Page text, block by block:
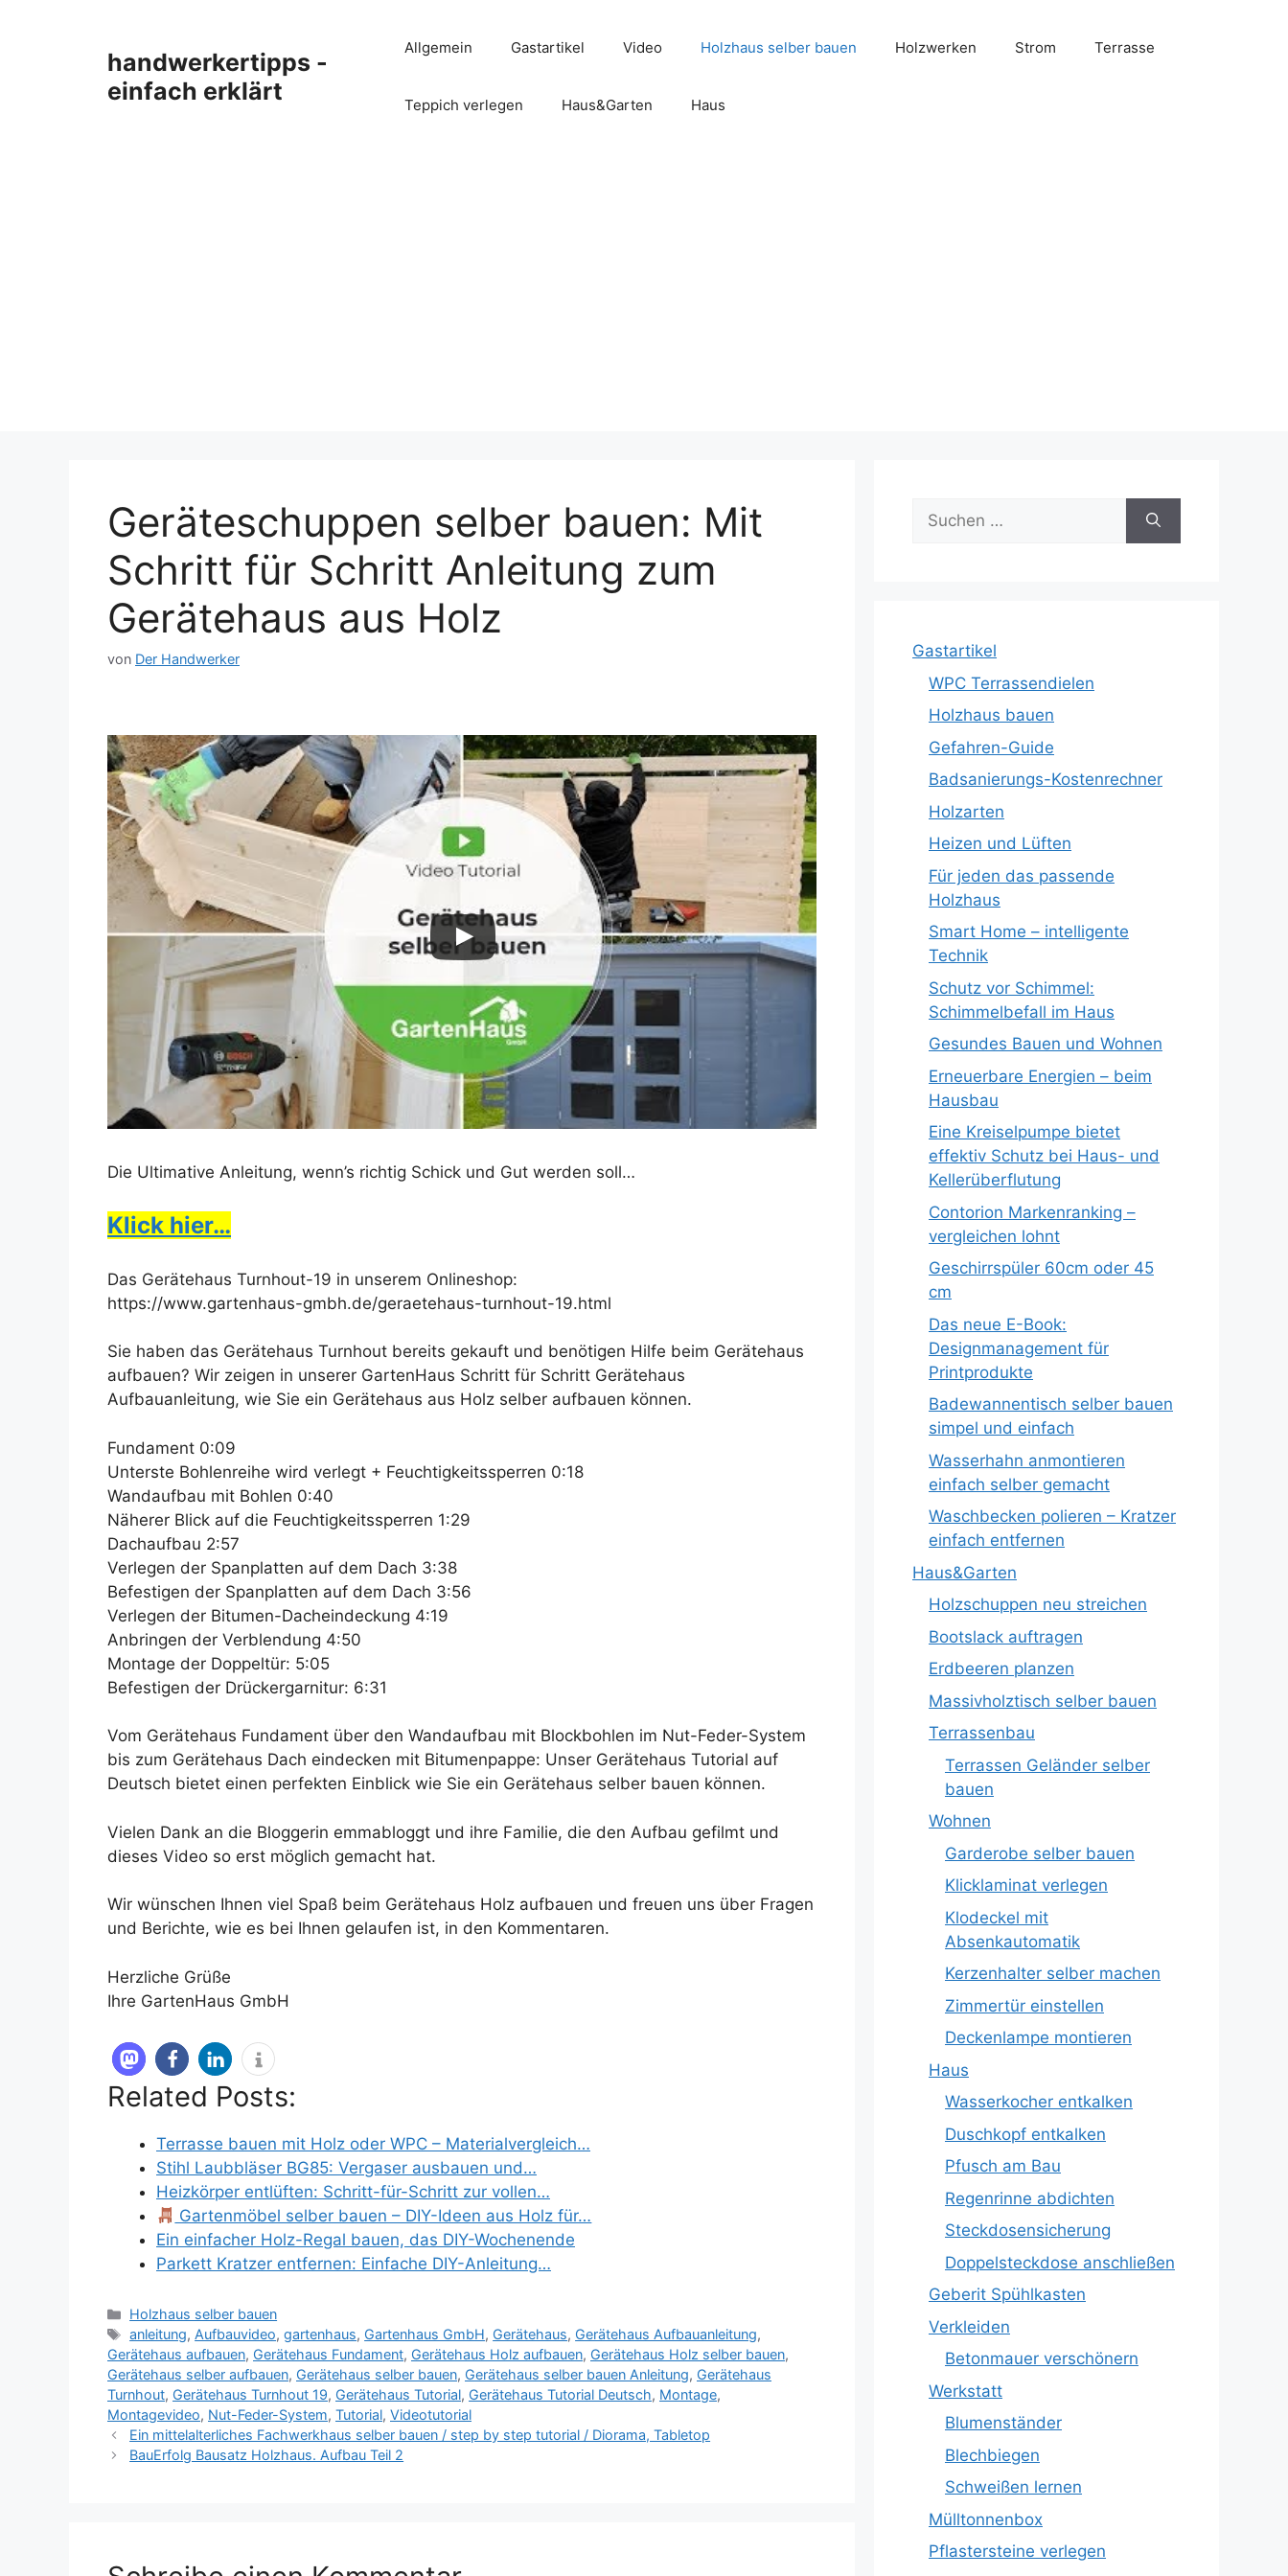
handwerkertipps -
einfach erklärt
Allgemein Gastartikel Video Holzhaus selber bauen Holzwerken Strom Terrasse
Teppich verlegen Haus&Garten Haus
Geräteschuppen selber bauen: Mit
Schritt für Schritt Anleitung zum
Gerätehaus aus Holz
von Der Handwerker
Dieses Video auf YouTube ansehen
Die Ultimative Anleitung, wenn’s richtig Schick und Gut werden soll…
Klick hier…
Das Gerätehaus Turnhout-19 in unserem Onlineshop:
https://www.gartenhaus-gmbh.de/geraetehaus-turnhout-19.html
Sie haben das Gerätehaus Turnhout bereits gekauft und benötigen Hilfe beim Gerätehaus
aufbauen? Wir zeigen in unserer GartenHaus Schritt für Schritt Gerätehaus
Aufbauanleitung, wie Sie ein Gerätehaus aus Holz selber aufbauen können.
Fundament 0:09
Unterste Bohlenreihe wird verlegt + Feuchtigkeitssperren 0:18
Wandaufbau mit Bohlen 0:40
Näherer Blick auf die Feuchtigkeitssperren 1:29
Dachaufbau 2:57
Verlegen der Spanplatten auf dem Dach 3:38
Befestigen der Spanplatten auf dem Dach 3:56
Verlegen der Bitumen-Dacheindeckung 4:19
Anbringen der Verblendung 4:50
Montage der Doppeltür: 5:05
Befestigen der Drückergarnitur: 6:31
Vom Gerätehaus Fundament über den Wandaufbau mit Blockbohlen im Nut-Feder-System
bis zum Gerätehaus Dach eindecken mit Bitumenpappe: Unser Gerätehaus Tutorial auf
Deutsch bietet einen perfekten Einblick wie Sie ein Gerätehaus selber bauen können.
Vielen Dank an die Bloggerin emmabloggt und ihre Familie, die den Aufbau gefilmt und
dieses Video so erst möglich gemacht hat.
Wir wünschen Ihnen viel Spaß beim Gerätehaus Holz aufbauen und freuen uns über Fragen
und Berichte, wie es bei Ihnen gelaufen ist, in den Kommentaren.
Herzliche Grüße
Ihre GartenHaus GmbH
Related Posts:
Terrasse bauen mit Holz oder WPC – Materialvergleich…
Stihl Laubbläser BG85: Vergaser ausbauen und…
Heizkörper entlüften: Schritt-für-Schritt zur vollen…
Gartenmöbel selber bauen – DIY-Ideen aus Holz für…
Ein einfacher Holz-Regal bauen, das DIY-Wochenende
Parkett Kratzer entfernen: Einfache DIY-Anleitung…
Kategorien
Holzhaus selber bauen
Schlagwörter
anleitung, Aufbauvideo,gartenhaus, Gartenhaus GmbH, Gerätehaus, Gerätehaus Aufbauanleitung,
Gerätehaus aufbauen, Gerätehaus Fundament, Gerätehaus Holz aufbauen, Gerätehaus Holz selber bauen,
Gerätehaus selber aufbauen, Gerätehaus selber bauen, Gerätehaus selber bauen Anleitung, Gerätehaus
Turnhout, Gerätehaus Turnhout 19, Gerätehaus Tutorial, Gerätehaus Tutorial Deutsch, Montage,
Montagevideo, Nut-Feder-System, Tutorial, Videotutorial
Ein mittelalterliches Fachwerkhaus selber bauen / step by step tutorial / Diorama, Tabletop
BauErfolg Bausatz Holzhaus. Aufbau Teil 2
Suche
nach:
Gastartikel
WPC Terrassendielen
Holzhaus bauen
Gefahren-Guide
Badsanierungs-Kostenrechner
Holzarten
Heizen und Lüften
Für jeden das passende
Holzhaus
Smart Home – intelligente
Technik
Schutz vor Schimmel:
Schimmelbefall im Haus
Gesundes Bauen und Wohnen
Erneuerbare Energien – beim
Hausbau
Eine Kreiselpumpe bietet
effektiv Schutz bei Haus- und
Kellerüberflutung
Contorion Markenranking –
vergleichen lohnt
Geschirrspüler 60cm oder 45
cm
Das neue E-Book:
Designmanagement für
Printprodukte
Badewannentisch selber bauen
simpel und einfach
Wasserhahn anmontieren
einfach selber gemacht
Waschbecken polieren – Kratzer
einfach entfernen
Haus&Garten
Holzschuppen neu streichen
Bootslack auftragen
Erdbeeren planzen
Massivholztisch selber bauen
Terrassenbau
Terrassen Geländer selber
bauen
Wohnen
Garderobe selber bauen
Klicklaminat verlegen
Klodeckel mit
Absenkautomatik
Kerzenhalter selber machen
Zimmertür einstellen
Deckenlampe montieren
Haus
Wasserkocher entkalken
Duschkopf entkalken
Pfusch am Bau
Regenrinne abdichten
Steckdosensicherung
Doppelsteckdose anschließen
Geberit Spühlkasten
Verkleiden
Betonmauer verschönern
Werkstatt
Blumenständer
Blechbiegen
Schweißen lernen
Mülltonnenbox
Pflastersteine verlegen